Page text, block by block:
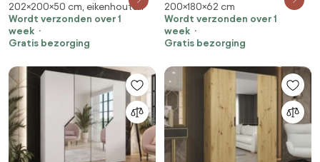
Artisan eiken, 202x200x50cm,
134 kg, Kledingkast deuren: Met
scharnieren
202×200×50 cm, eikenhouten
Wordt verzonden over 1
week
Gratis bezorging
Kasjmier, 200x180x62cm, 149
kg, Kledingkast deuren:
Schuivend, Aantal planken: 9,
Aantal planken: 9
200×180×62 cm
Wordt verzonden over 1
week
Gratis bezorging